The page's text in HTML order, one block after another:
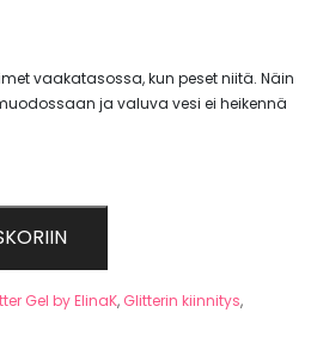
vaakatasossa, kun peset niitä. Näin
ja valuva vesi ei heikennä
Gel by ElinaK, Glitterin kiinnitys,